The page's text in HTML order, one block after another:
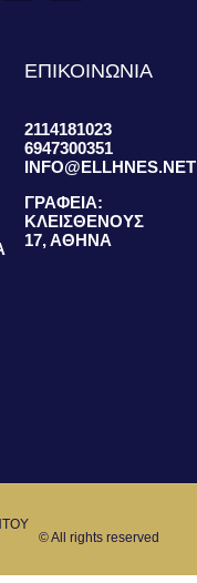
ΕΠΙΚΟΙΝΩΝΙΑ
2114181023
6947300351
INFO@ELLHNES.NET
ΓΡΑΦΕΙΑ:
ΚΛΕΙΣΘΕΝΟΥΣ
17, ΑΘΗΝΑ
© All rights reserved